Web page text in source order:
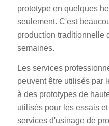
prototype en quelques
seulement. C'est
production traditionnelle
semaines.
Les services
peuvent être utilisés par
à des prototypes de
utilisés pour les essais
services d'usinage de